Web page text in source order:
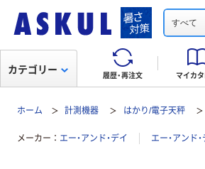
すべて
履歴・再注文 マイカ
カテゴリー
ホーム 計測機器 はかり/電子天秤
メーカー エー・アンド・デイ エー・アンド